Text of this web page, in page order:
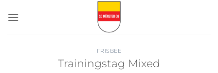
Inhalt
FRISBEE
Trainingstag Mixed